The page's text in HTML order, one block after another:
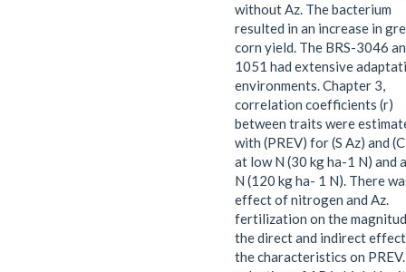
without Az. The bacterium
resulted in an increase in
corn yield. The BRS-3046
1051 had extensive
environments. Chapter 3,
correlation coefficients (r)
between traits were
with (PREV) for (S Az) and
at low N (30 kg ha-1 N) and
N (120 kg ha- 1 N). There
effect of nitrogen and Az.
fertilization on the
the direct and indirect
the characteristics on